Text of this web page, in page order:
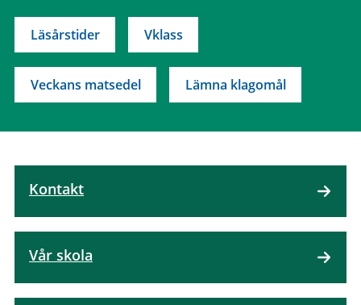
Läsårstider Vklass
Veckans matsedel Lämna klagomål
Kontakt
Vår skola